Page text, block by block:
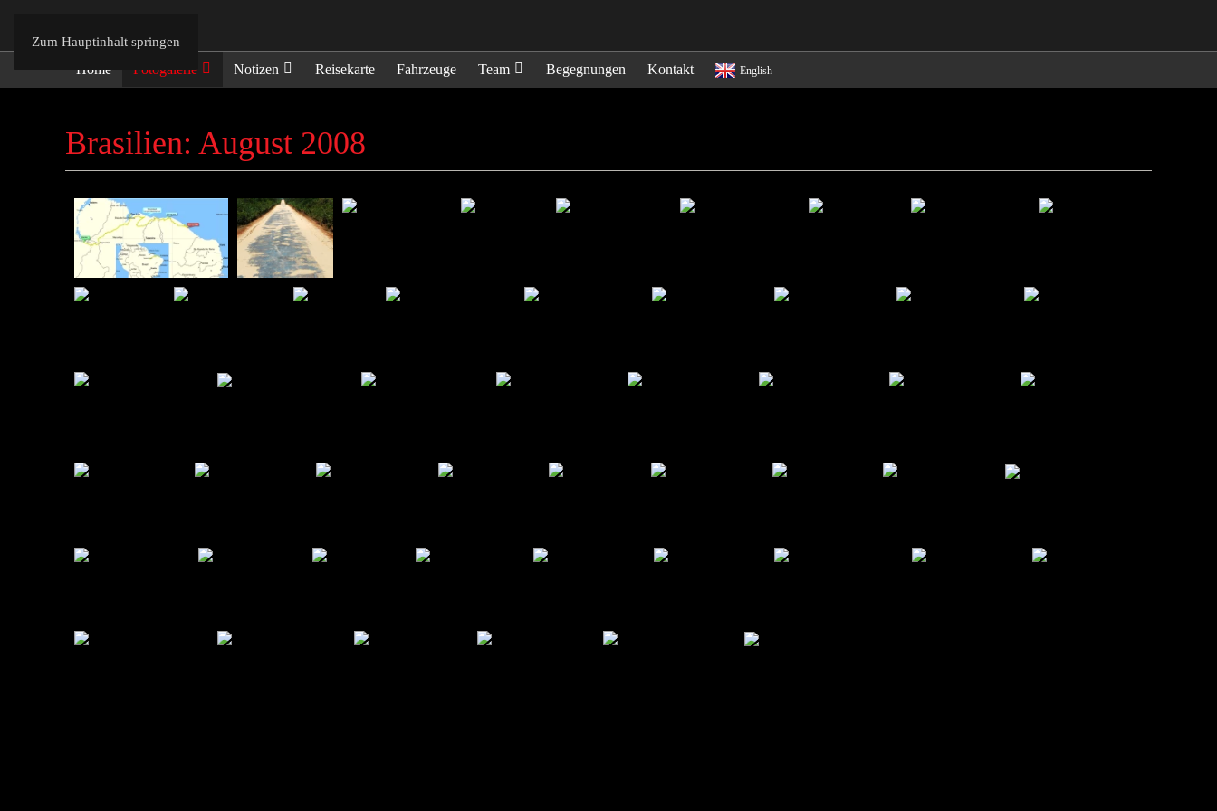
Zum Hauptinhalt springen
Home Fotogalerie Notizen Reisekarte Fahrzeuge Team Begegnungen Kontakt English
Brasilien: August 2008